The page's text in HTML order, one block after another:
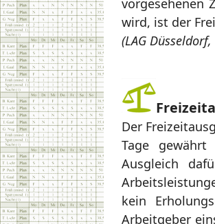
wird, ist der
(LAG
Der
Tage
Ausgleich
kein
Arbeitgeber